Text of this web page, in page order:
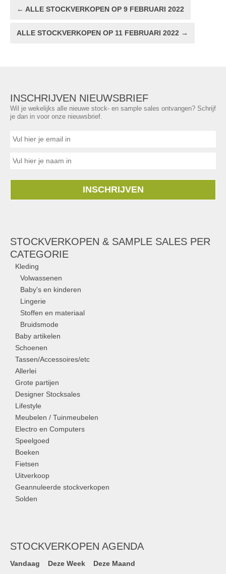
← ALLE STOCKVERKOPEN OP 9 FEBRUARI 2022
ALLE STOCKVERKOPEN OP 11 FEBRUARI 2022 →
INSCHRIJVEN NIEUWSBRIEF
Wil je wekelijks alle nieuwe stock- en sample sales ontvangen? Schrijf
je dan in voor onze nieuwsbrief.
INSCHRIJVEN
STOCKVERKOPEN & SAMPLE SALES PER
CATEGORIE
Kleding
Volwassenen
Baby's en kinderen
Lingerie
Stoffen en materiaal
Bruidsmode
Baby artikelen
Schoenen
Tassen/Accessoires/etc
Allerlei
Grote partijen
Designer Stocksales
Lifestyle
Meubelen / Tuinmeubelen
Electro en Computers
Speelgoed
Boeken
Fietsen
Uitverkoop
Geannuleerde stockverkopen
Solden
STOCKVERKOPEN AGENDA
Vandaag Deze Week Deze Maand